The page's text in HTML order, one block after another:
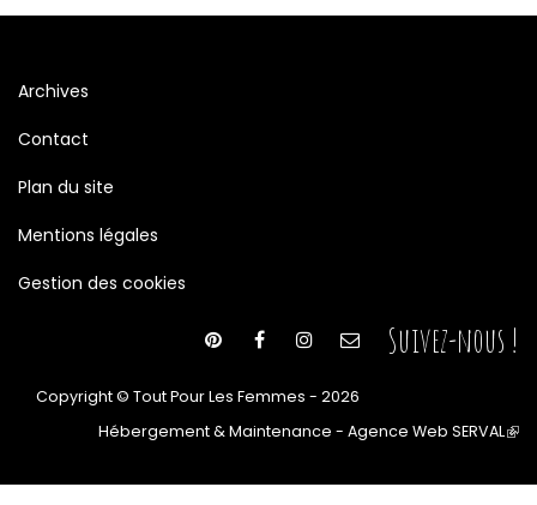
Archives
Contact
Plan du site
Mentions légales
Gestion des cookies
Suivez-nous !
Copyright © Tout Pour Les Femmes - 2026
Hébergement & Maintenance - Agence Web SERVAL(le